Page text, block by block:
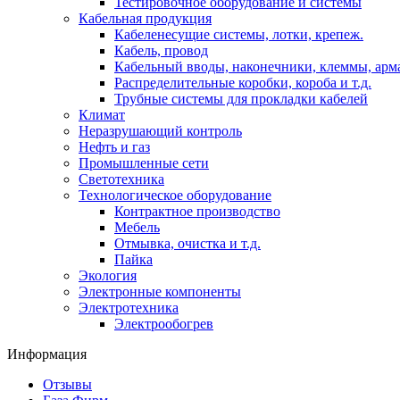
Кабельная продукция
Кабеленесущие системы, лотки, крепеж.
Кабель, провод
Кабельный вводы, наконечники, клеммы,
Распределительные коробки, короба и т.д.
Трубные системы для прокладки кабелей
Климат
Неразрушающий контроль
Нефть и газ
Промышленные сети
Светотехника
Технологическое оборудование
Контрактное производство
Мебель
Отмывка, очистка и т.д.
Пайка
Экология
Электронные компоненты
Электротехника
Электрообогрев
Информация
Отзывы